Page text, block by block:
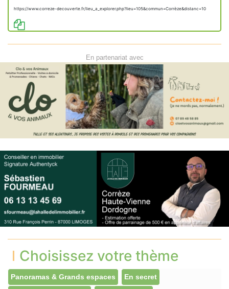
https://www.correze-decouverte.fr/lieu_a_explorer.php?lieu=105&commun=Corrèze&distanc=10
En partenariat avec
Choisissez votre thème
Panoramas & Grands espaces En secret